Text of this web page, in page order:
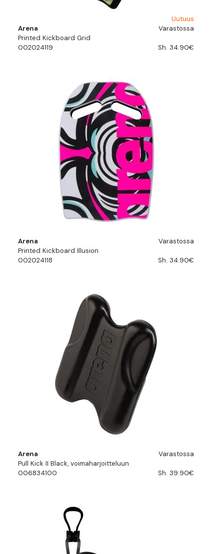
Uutuus
Arena
Varastossa
Printed Kickboard Grid
002024119
Sh. 34.90€
Arena
Varastossa
Printed Kickboard Illusion
002024118
Sh. 34.90€
Arena
Varastossa
Pull Kick II Black, voimaharjoitteluun
006834100
Sh. 39.90€